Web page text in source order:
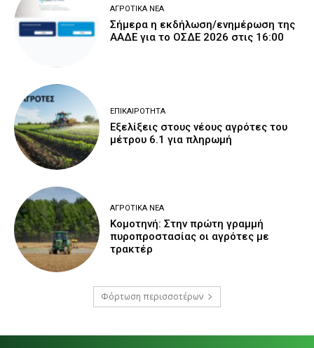
ΑΓΡΟΤΙΚΆ ΝΈΑ
Σήμερα η εκδήλωση/ενημέρωση της
ΑΑΔΕ για το ΟΣΔΕ 2026 στις 16:00
ΕΠΙΚΑΙΡΌΤΗΤΑ
Εξελίξεις στους νέους αγρότες του
μέτρου 6.1 για πληρωμή
ΑΓΡΟΤΙΚΆ ΝΈΑ
Κομοτηνή: Στην πρώτη γραμμή
πυροπροστασίας οι αγρότες με
τρακτέρ
Φόρτωση περισσοτέρων